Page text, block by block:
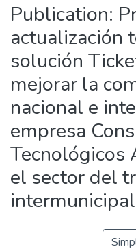
Publication:
actualización
solución
mejorar la
nacional e
empresa
Tecnológicos
el sector del